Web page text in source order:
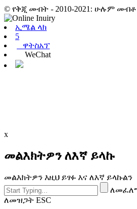
© የቅጂ መብት - 2010-2021: ሁሉም
ኢሜል ላክ
5
ዋትስአፕ
WeChat
x
መልእክትዎን ለእኛ ይላኩ
መልእክትዎን እዚህ ይፃፉ እና ለእኛ ይላኩልን
ለመዝጋት ESC